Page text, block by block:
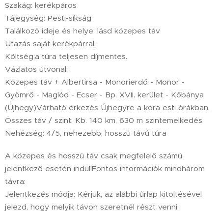
Szakág: kerékpáros
Tájegység: Pesti-síkság
Találkozó ideje és helye: lásd közepes táv
Utazás saját kerékpárral.
Költség:a túra teljesen díjmentes.
Vázlatos útvonal:
Közepes táv + Albertirsa - Monorierdő - Monor -
Gyömrő - Maglód - Ecser - Bp. XVII. kerület - Kőbánya
(Újhegy)Várható érkezés Újhegyre a kora esti órákban.
Összes táv / szint: Kb. 140 km, 630 m szintemelkedés
Nehézség: 4/5, nehezebb, hosszú távú túra
A közepes és hosszú táv csak megfelelő számú
jelentkező esetén indul!Fontos információk mindhárom
távra:
Jelentkezés módja: Kérjük, az alábbi űrlap kitöltésével
jelezd, hogy melyik távon szeretnél részt venni: